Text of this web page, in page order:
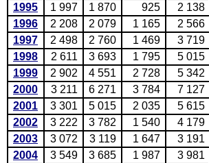
1995
1 997 1 870 925 2 138
1996
2 208 2 079 1 165 2 566
1997
2 498 2 760 1 469 3 719
1998
2 611 3 693 1 795 5 015
1999
2 902 4 551 2 728 5 342
2000
3 211 6 271 3 784 7 127
2001
3 301 5 015 2 035 5 615
2002
3 222 3 782 1 540 4 179
2003
3 072 3 119 1 647 3 191
2004
3 549 3 685 1 987 3 981